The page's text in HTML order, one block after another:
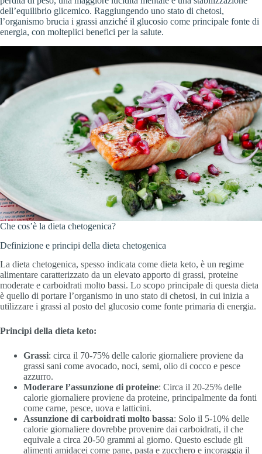
dell’equilibrio glicemico. Raggiungendo uno stato di chetosi,
l’organismo brucia i grassi anziché il glucosio come principale fonte di
energia, con molteplici benefici per la salute.
Che cos’è la dieta chetogenica?
Definizione e principi della dieta chetogenica
La dieta chetogenica, spesso indicata come dieta keto, è un regime
alimentare caratterizzato da un elevato apporto di grassi, proteine
moderate e carboidrati molto bassi. Lo scopo principale di questa dieta
è quello di portare l’organismo in uno stato di chetosi, in cui inizia a
utilizzare i grassi al posto del glucosio come fonte primaria di energia.
Principi della dieta keto:
Grassi: circa il 70-75% delle calorie giornaliere proviene da
grassi sani come avocado, noci, semi, olio di cocco e pesce
azzurro.
Moderare l’assunzione di proteine: Circa il 20-25% delle
calorie giornaliere proviene da proteine, principalmente da fonti
come carne, pesce, uova e latticini.
Assunzione di carboidrati molto bassa: Solo il 5-10% delle
calorie giornaliere dovrebbe provenire dai carboidrati, il che
equivale a circa 20-50 grammi al giorno. Questo esclude gli
alimenti amidacei come pane, pasta e zucchero e incoraggia il